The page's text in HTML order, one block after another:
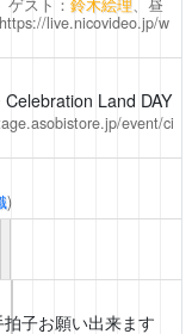
ゲスト： 鈴木絵理、昼
https://live.nicovideo.jp/w
Celebration Land DAY
event/ci
)
子お願い出来ます